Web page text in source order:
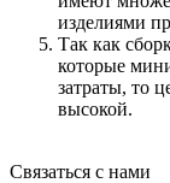
изделиями
Так как
которые
затраты, то
высокой.
Связаться с нами